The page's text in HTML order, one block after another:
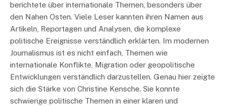
berichtete über internationale Themen, besonders über
den Nahen Osten. Viele Leser kannten ihren Namen aus
Artikeln, Reportagen und Analysen, die komplexe
politische Ereignisse verständlich erklärten. Im modernen
Journalismus ist es nicht einfach, Themen wie
internationale Konflikte, Migration oder geopolitische
Entwicklungen verständlich darzustellen. Genau hier zeigte
sich die Stärke von Christine Kensche. Sie konnte
schwierige politische Themen in einer klaren und